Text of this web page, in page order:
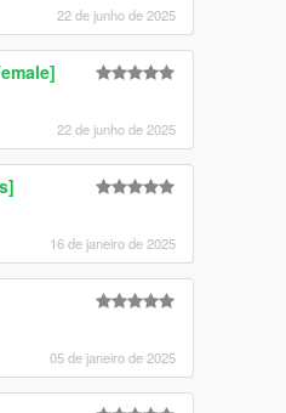
22 de junho de 2025
22 de junho de 2025
16 de janeiro de 2025
05 de janeiro de 2025